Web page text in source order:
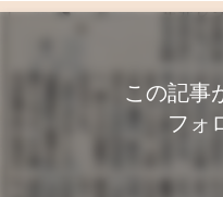
この記事
フォ